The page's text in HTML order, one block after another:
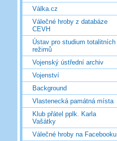
Válka.cz
Válečné hroby z databáze
CEVH
Ústav pro studium totalitních
režimů
Vojenský ústřední archiv
Vojenství
Background
Vlastenecká památná místa
Klub přátel pplk. Karla
Vašátky
Válečné hroby na Facebooku